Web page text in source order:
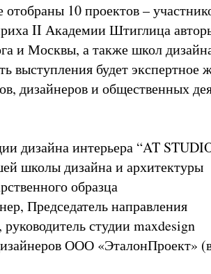
10 проектов –
II Академии Штиглица
и Москвы, а также школ
выступления будет экспертное
дизайнеров и общественных
дизайна интерьера “AT
школы дизайна и архитектуры
образца
Председатель направления
студии maxdesign
ООО «ЭталонПроект»